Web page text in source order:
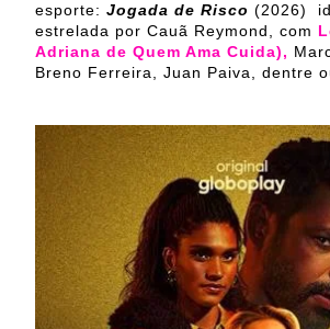
esporte: Jogada de Risco (2026)
estrelada por Cauã Reymond, com
Adriana de Quem Ama Cuida),
Breno Ferreira, Juan Paiva, dentre